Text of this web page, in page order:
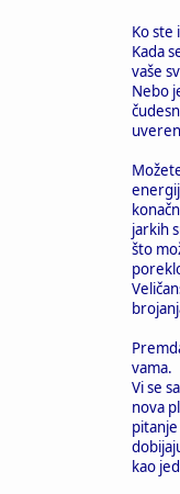
Ko ste
Kada
vaše
Nebo
jarkih
što
vama.
Vi se
nova
kao